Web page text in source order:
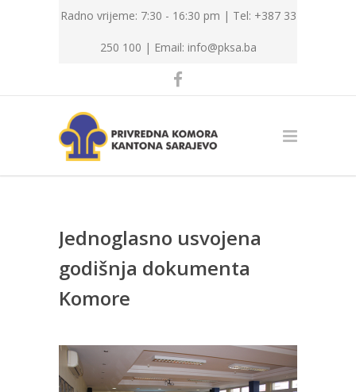
Radno vrijeme: 7:30 - 16:30 pm | Tel: +387 33
250 100 | Email: info@pksa.ba
Jednoglasno usvojena
godišnja dokumenta
Komore